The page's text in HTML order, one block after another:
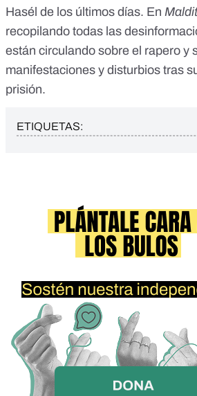
Hasél de los últimos días. En
recopilando todas las
están circulando sobre el rapero y
manifestaciones y disturbios tras
prisión.
ETIQUETAS: